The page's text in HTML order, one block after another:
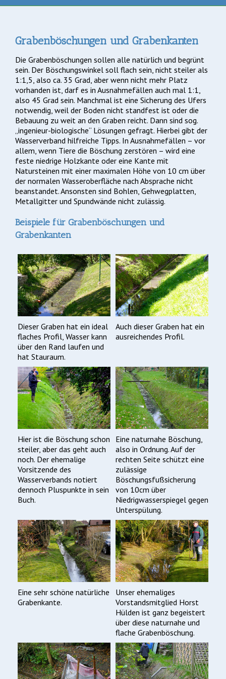
Grabenböschungen und Grabenkanten
Die Grabenböschungen sollen alle natürlich und begrünt
sein. Der Böschungswinkel soll flach sein, nicht steiler als
1:1,5, also ca. 35 Grad, aber wenn nicht mehr Platz
vorhanden ist, darf es in Ausnahmefällen auch mal 1:1,
also 45 Grad sein. Manchmal ist eine Sicherung des Ufers
notwendig, weil der Boden nicht standfest ist oder die
Bebauung zu weit an den Graben reicht. Dann sind sog.
„ingenieur-biologische“ Lösungen gefragt. Hierbei gibt der
Wasserverband hilfreiche Tipps. In Ausnahmefällen – vor
allem, wenn Tiere die Böschung zerstören – wird eine
feste niedrige Holzkante oder eine Kante mit
Natursteinen mit einer maximalen Höhe von 10 cm über
der normalen Wasseroberfläche nach Absprache nicht
beanstandet. Ansonsten sind Bohlen, Gehwegplatten,
Metallgitter und Spundwände nicht zulässig.
Beispiele für Grabenböschungen und
Grabenkanten
Dieser Graben hat ein ideal
flaches Profil, Wasser kann
über den Rand laufen und
hat Stauraum.
Auch dieser Graben hat ein
ausreichendes Profil.
Hier ist die Böschung schon
steiler, aber das geht auch
noch. Der ehemalige
Vorsitzende des
Wasserverbands notiert
dennoch Pluspunkte in sein
Buch.
Eine naturnahe Böschung,
also in Ordnung. Auf der
rechten Seite schützt eine
zulässige
Böschungsfußsicherung
von 10cm über
Niedrigwasserspiegel gegen
Unterspülung.
Eine sehr schöne natürliche
Grabenkante.
Unser ehemaliges
Vorstandsmitglied Horst
Hülden ist ganz begeistert
über diese naturnahe und
flache Grabenböschung.